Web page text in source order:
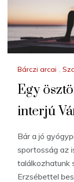
Bárczi arcai ,
Egy
interjú
Bár a jó
sportosság az
találkozhatunk
Erzsébettel